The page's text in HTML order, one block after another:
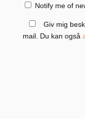
Notify me of
Giv mig
mail. Du kan også